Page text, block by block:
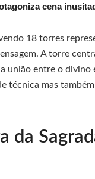
cena
18 torres
A torre
união entre o
técnica mas
da